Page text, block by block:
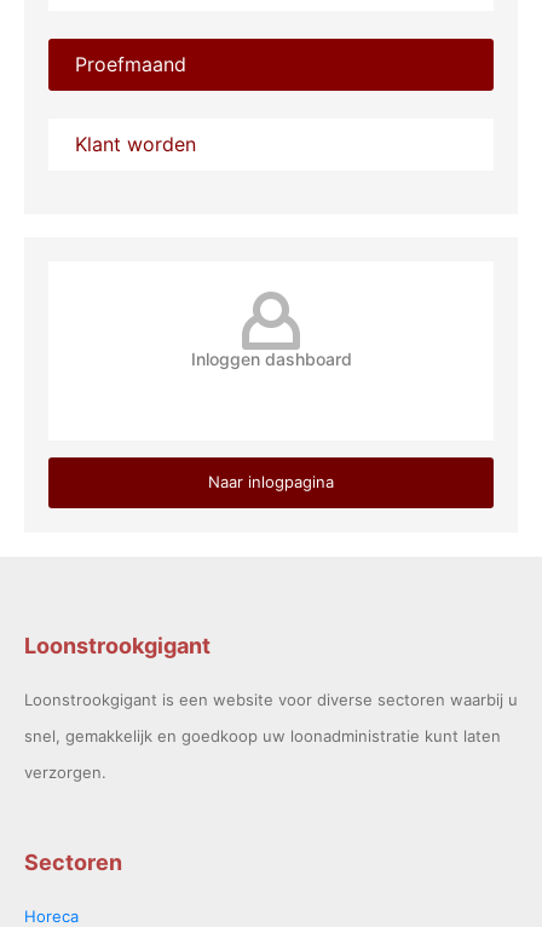
Proefmaand
Klant worden
Inloggen dashboard
Naar inlogpagina
Loonstrookgigant
Loonstrookgigant is een website voor diverse sectoren waarbij u
snel, gemakkelijk en goedkoop uw loonadministratie kunt laten
verzorgen.
Sectoren
Horeca